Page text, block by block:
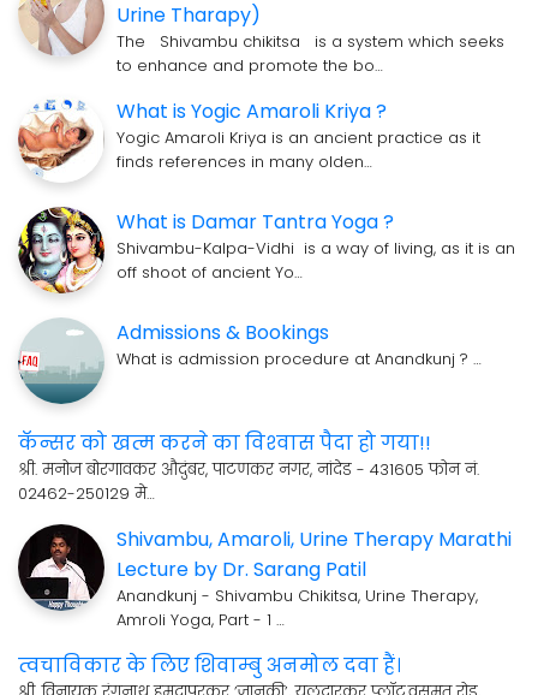
Urine Tharapy)
The Shivambu chikitsa is a system which seeks
to enhance and promote the bo…
What is Yogic Amaroli Kriya ?
Yogic Amaroli Kriya is an ancient practice as it
finds references in many olden…
What is Damar Tantra Yoga ?
Shivambu-Kalpa-Vidhi is a way of living, as it is an
off shoot of ancient Yo…
Admissions & Bookings
What is admission procedure at Anandkunj ? …
कॅन्सर को खत्म करने का विश्‍वास पैदा हो गया!!
श्री. मनोज बोरगावकर औदुंबर, पाटणकर नगर, नांदेड - 431605 फोन नं.
02462-250129 मे…
Shivambu, Amaroli, Urine Therapy Marathi
Lecture by Dr. Sarang Patil
Anandkunj - Shivambu Chikitsa, Urine Therapy,
Amroli Yoga, Part - 1 …
त्वचाविकार के लिए शिवाम्बु अनमोल दवा हैं।